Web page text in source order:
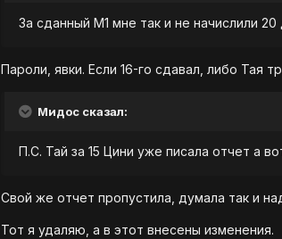
За сданный М1 мне так и не начислили 20
Пароли, явки. Если 16-го сдавал, либо Тая
Мидос сказал:
П.С. Тай за 15 Цини уже писала отчет а
Свой же отчет пропустила, думала так и
Тот я удаляю, а в этот внесены изменения.